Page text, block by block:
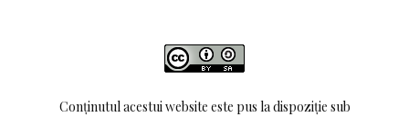
Conținutul acestui website este pus la dispoziţie sub